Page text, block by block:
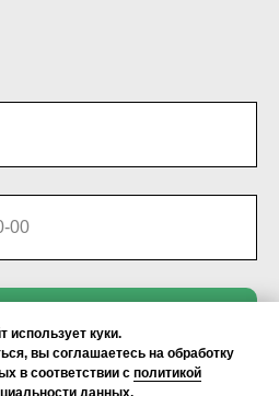
использует куки.
вы соглашаетесь на обработку
в соответствии с политикой